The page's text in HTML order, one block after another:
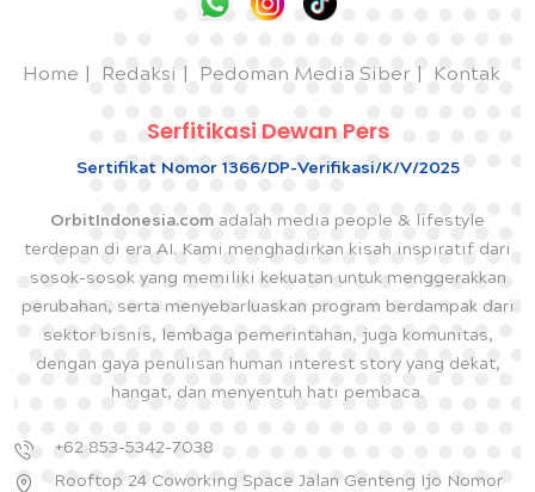
Home Redaksi Pedoman Media Siber Kontak
Serfitikasi Dewan Pers
Sertifikat Nomor 1366/DP-Verifikasi/K/V/2025
OrbitIndonesia.com adalah media people & lifestyle
terdepan di era AI. Kami menghadirkan kisah inspiratif dari
sosok-sosok yang memiliki kekuatan untuk menggerakkan
perubahan, serta menyebarluaskan program berdampak dari
sektor bisnis, lembaga pemerintahan, juga komunitas,
dengan gaya penulisan human interest story yang dekat,
hangat, dan menyentuh hati pembaca.
+62 853-5342-7038
Rooftop 24 Coworking Space Jalan Genteng Ijo Nomor